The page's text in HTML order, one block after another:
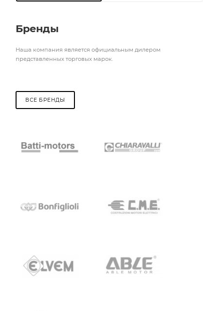
Бренды
Наша компания является официальным дилером
представленных торговых марок.
ВСЕ БРЕНДЫ